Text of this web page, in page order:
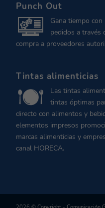
Punch Out
Gana tiempo
pedidos a través
compra a proveedores
Tintas alimenticias
Las tintas
tintas óptimas
directo con alimentos y
elementos impresos
marcas alimenticias y
canal HORECA.